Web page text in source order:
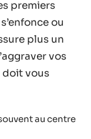
premiers
ou
plus un
vos
doit vous
au centre